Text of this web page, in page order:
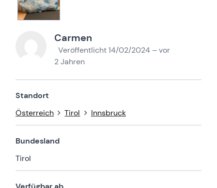
Carmen
Veröffentlicht 14/02/2024 – vor
2 Jahren
Standort
Österreich
Tirol Innsbruck
Bundesland
Tirol